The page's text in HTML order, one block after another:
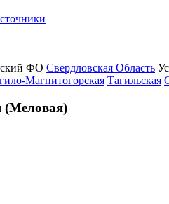
ФО Свердловская Область
Магнитогорская Тагильская
(Меловая)